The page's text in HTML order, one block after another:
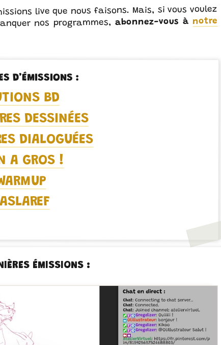
live que nous faisons. Mais, si vous voulez
nos programmes,abonnez-vous ànotre
D’ÉMISSIONS :
BD
DESSINÉES
DIALOGUÉES
A GROS !
ÉMISSIONS :